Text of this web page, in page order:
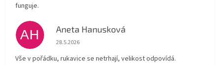
funguje.
AH Aneta Hanusková
Hodnocení obchodu je 5 z 5 hvězdiček.
28.5.2026
Vše v pořádku, rukavice se netrhají, velikost odpovídá.